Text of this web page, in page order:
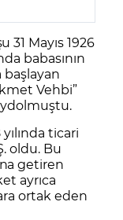
Mayıs 1926
babasının
başlayan
Vehbi”
ticari
oldu. Bu
getiren
ayrıca
ortak eden